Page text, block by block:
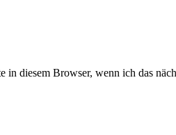
in diesem Browser, wenn ich das